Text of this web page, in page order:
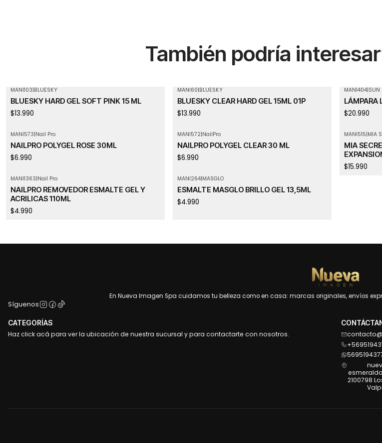
También podría
MANI103|BLUESKY
BLUESKY HARD GEL SOFT PINK 15 ML
$13.990
MANI60|BLUESKY
BLUESKY CLEAR HARD GEL 15ML 01P
$13.990
MANI404|SUN
LÁMPARA
$20.990
MANI573|Nail Pro
NAILPRO POLYGEL ROSE 30ML
$6.990
MANI572|NailPro
NAILPRO POLYGEL CLEAR 30 ML
$6.990
MANI515|MIA
MIA
$15.990
MANI1363|Nail Pro
NAILPRO REMOVEDOR ESMALTE GEL Y
ACRILICAS 110ML
$4.990
MANI264|MASGLO
ESMALTE MASGLO BRILLO GEL 13,5ML
$4.990
En Nueva Imagen Spa cuidamos tu belleza como en casa: marcas originales, envíos
Síguenos
CATEGORÍAS
Haz click acá para ver la ubicación de nuestra sucursal y para contactarte con nosotros.
2100798